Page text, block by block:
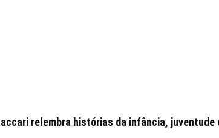
relembra histórias da infância,